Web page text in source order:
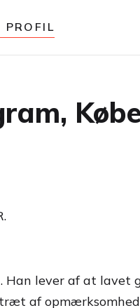
PROFIL
Han lever af at
af